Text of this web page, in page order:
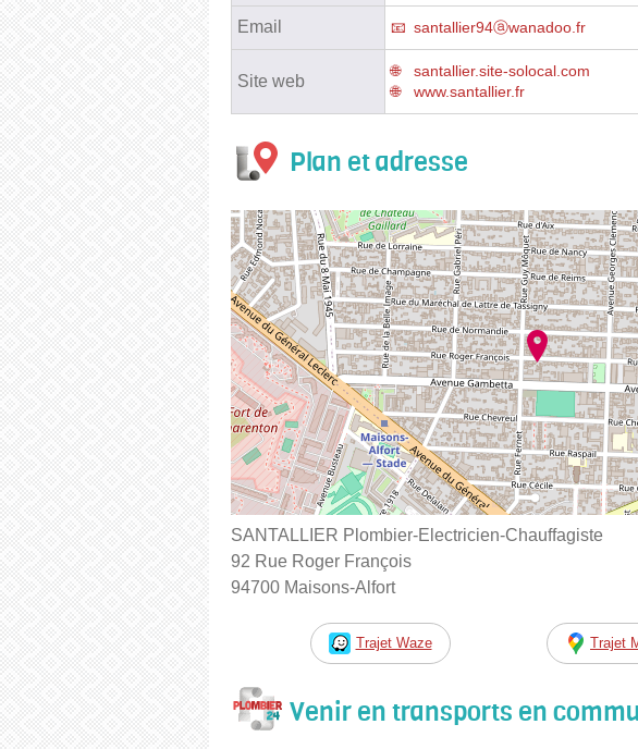
Email santallier94ⓐwanadoo.fr
Site web
santallier.site-solocal.com
www.santallier.fr
Plan et adresse
SANTALLIER Plombier-Electricien-Chauffagiste
92 Rue Roger François
94700 Maisons-Alfort
Trajet Waze Trajet
Venir en transports en